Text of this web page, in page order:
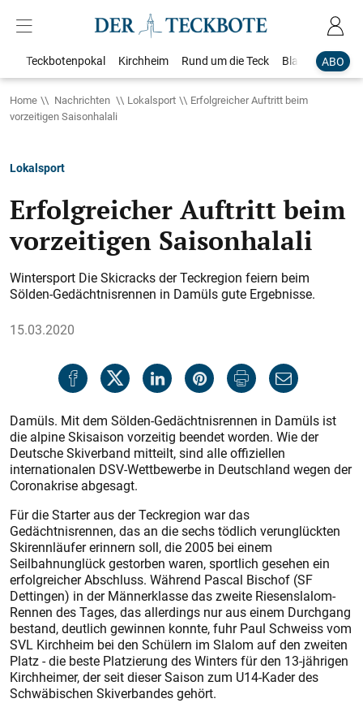
ABO
Teckbotenpokal Kirchheim Rund um die Teck Blaulicht
Home Nachrichten Lokalsport
Erfolgreicher Auftritt beim
vorzeitigen Saisonhalali
Lokalsport
Erfolgreicher Auftritt beim
vorzeitigen Saisonhalali
Wintersport Die Skicracks der Teckregion feiern beim
Sölden-Gedächtnisrennen in Damüls gute Ergebnisse.
15.03.2020
Damüls. Mit dem Sölden-Gedächtnisrennen in Damüls ist
die alpine Skisaison vorzeitig beendet worden. Wie der
Deutsche Skiverband mitteilt, sind alle offiziellen
internationalen DSV-Wettbewerbe in Deutschland wegen der
Coronakrise abgesagt.
Für die Starter aus der Teckregion war das
Gedächtnisrennen, das an die sechs tödlich verunglückten
Skirennläufer erinnern soll, die 2005 bei einem
Seilbahnunglück gestorben waren, sportlich gesehen ein
erfolgreicher Abschluss. Während Pascal Bischof (SF
Dettingen) in der Männerklasse das zweite Riesenslalom-
Rennen des Tages, das allerdings nur aus einem Durchgang
bestand, deutlich gewinnen konnte, fuhr Paul Schweiss vom
SVL Kirchheim bei den Schülern im Slalom auf den zweiten
Platz - die beste Platzierung des Winters für den 13-jährigen
Kirchheimer, der seit dieser Saison zum U14-Kader des
Schwäbischen Skiverbandes gehört.